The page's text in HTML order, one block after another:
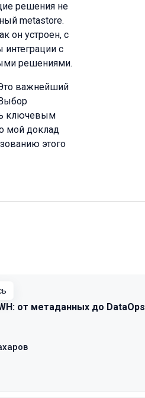
решения не
metastore.
он устроен, с
с
решениями.
важнейший
ключевым
мой доклад
этого
от метаданных до DataOps